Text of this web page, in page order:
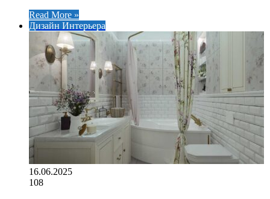
Read More »
Дизайн Интерьера
16.06.2025
108